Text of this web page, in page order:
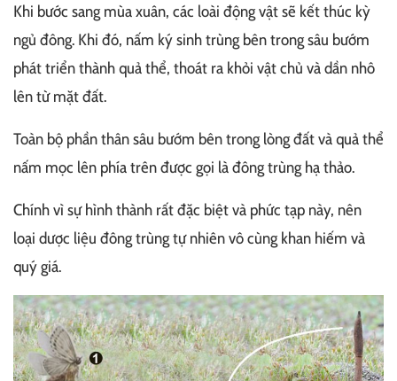
Khi bước sang mùa xuân, các loài động vật sẽ kết thúc kỳ
ngủ đông. Khi đó, nấm ký sinh trùng bên trong sâu bướm
phát triển thành quả thể, thoát ra khỏi vật chủ và dần nhô
lên từ mặt đất.
Toàn bộ phần thân sâu bướm bên trong lòng đất và quả thể
nấm mọc lên phía trên được gọi là đông trùng hạ thảo.
Chính vì sự hình thành rất đặc biệt và phức tạp này, nên
loại dược liệu đông trùng tự nhiên vô cùng khan hiếm và
quý giá.